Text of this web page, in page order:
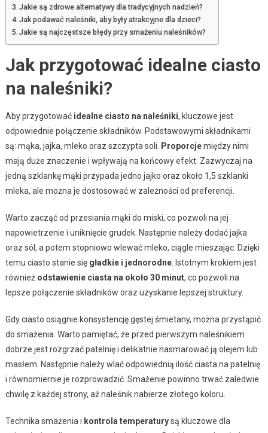
Jakie są zdrowe alternatywy dla tradycyjnych nadzień?
Jak podawać naleśniki, aby były atrakcyjne dla dzieci?
Jakie są najczęstsze błędy przy smażeniu naleśników?
Jak przygotować idealne ciasto
na naleśniki?
Aby przygotować idealne ciasto na naleśniki, kluczowe jest
odpowiednie połączenie składników. Podstawowymi składnikami
są: mąka, jajka, mleko oraz szczypta soli.
Proporcjemiędzy nimi
mają duże znaczenie i wpływają na końcowy efekt. Zazwyczaj na
jedną szklankę mąki przypada jedno jajko oraz około 1,5 szklanki
mleka, ale można je dostosować w zależności od preferencji.
Warto zacząć od przesiania mąki do miski, co pozwoli na jej
napowietrzenie i uniknięcie grudek. Następnie należy dodać jajka
oraz sól, a potem stopniowo wlewać mleko, ciągle mieszając. Dzięki
temu ciasto stanie się gładkie i jednorodne. Istotnym krokiem jest
również odstawienie ciasta na około 30 minut, co pozwoli na
lepsze połączenie składników oraz uzyskanie lepszej struktury.
Gdy ciasto osiągnie konsystencję gęstej śmietany, można przystąpić
do smażenia. Warto pamiętać, że przed pierwszym naleśnikiem
dobrze jest rozgrzać patelnię i delikatnie nasmarować ją olejem lub
masłem. Następnie należy wlać odpowiednią ilość ciasta na patelnię
i równomiernie je rozprowadzić. Smażenie powinno trwać zaledwie
chwilę z każdej strony, aż naleśnik nabierze złotego koloru.
Technika smażenia i kontrola temperaturysą kluczowe dla